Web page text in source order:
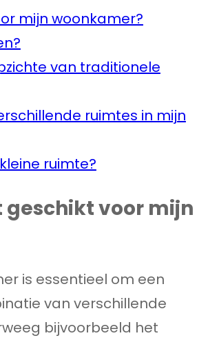
mijn woonkamer?
van traditionele
ruimtes in mijn
ruimte?
geschikt voor mijn
is essentieel om een
van verschillende
bijvoorbeeld het